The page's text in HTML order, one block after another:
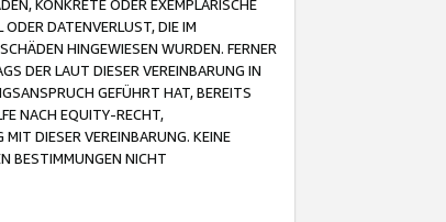
KONKRETE ODER EXEMPLARISCHE
DATENVERLUST, DIE IM
HINGEWIESEN WURDEN. FERNER
DER LAUT DIESER VEREINBARUNG IN
GEFÜHRT HAT, BEREITS
NACH EQUITY-RECHT,
DIESER VEREINBARUNG. KEINE
BESTIMMUNGEN NICHT